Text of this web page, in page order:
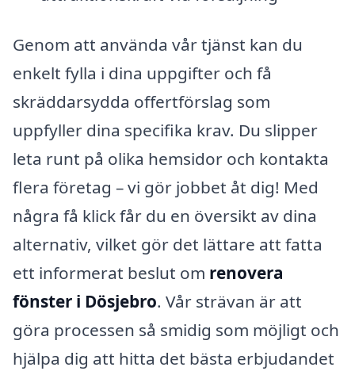
Genom att använda vår tjänst kan du
enkelt fylla i dina uppgifter och få
skräddarsydda offertförslag som
uppfyller dina specifika krav. Du slipper
leta runt på olika hemsidor och kontakta
flera företag – vi gör jobbet åt dig! Med
några få klick får du en översikt av dina
alternativ, vilket gör det lättare att fatta
ett informerat beslut om renovera
fönster i Dösjebro. Vår strävan är att
göra processen så smidig som möjligt och
hjälpa dig att hitta det bästa erbjudandet